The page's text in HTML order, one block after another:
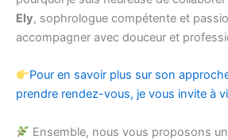
Ely, sophrologue compétente et
accompagner avec douceur et
Pour en savoir plus sur son
prendre rendez-vous, je vous invite à
Ensemble, nous vous proposons